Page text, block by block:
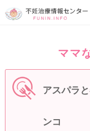
ママ
アスパラ
ンコ